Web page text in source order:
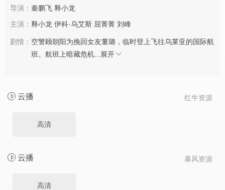
导演： 秦鹏飞 释小龙
主演： 释小龙 伊科·乌艾斯 屈菁菁 刘峰
剧情： 空警顾朝阳为挽回女友董璐，临时登上飞往乌莱亚的国际航
班。航班上暗藏危机...
展开
红牛资源
云播
高清
暴风资源
云播
高清